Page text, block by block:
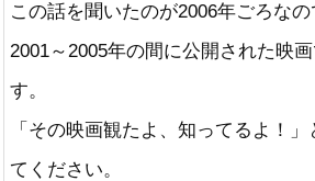
この話を聞いたのが2006年ごろなの
2001～2005年の間に公開された映
す。
「その映画観たよ、知ってるよ！
てください。